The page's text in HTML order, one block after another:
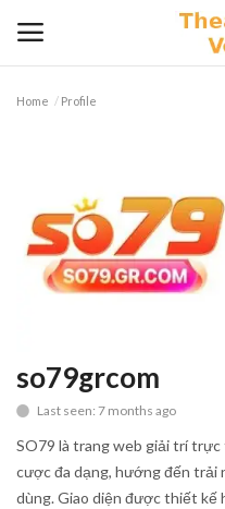
Contact
Lifestyle
Gallery
Home Profile
so79grcom
Last seen: 7 months ago
SO79 là trang web giải trí
cược đa dạng, hướng đến trải
dùng. Giao diện được thiết kế